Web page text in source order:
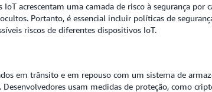
acrescentam uma camada de risco à segurança por
Portanto, é essencial incluir políticas de
riscos de diferentes dispositivos IoT.
em trânsito e em repouso com um sistema de
usam medidas de proteção, como